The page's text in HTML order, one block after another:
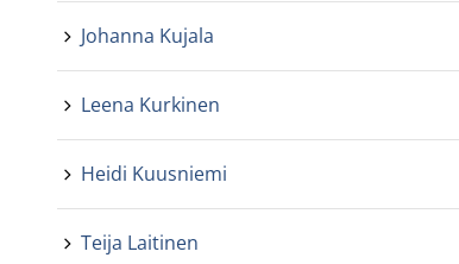
Johanna Kujala
Leena Kurkinen
Heidi Kuusniemi
Teija Laitinen